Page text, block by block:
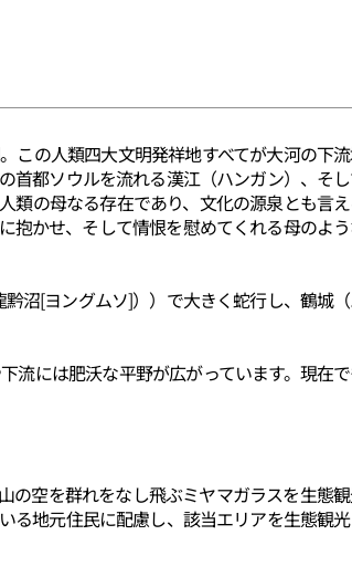
この人類四大文明発祥地すべてが大河の下
首都ソウルを流れる漢江（ハンガン）、そ
類の母なる存在であり、文化の源泉とも言
抱かせ、そして情恨を慰めてくれる母のよ
沼[ヨングムソ]））で大きく蛇行し、鶴城
流には肥沃な平野が広がっています。現在
の空を群れをなし飛ぶミヤマガラスを生態
る地元住民に配慮し、該当エリアを生態観